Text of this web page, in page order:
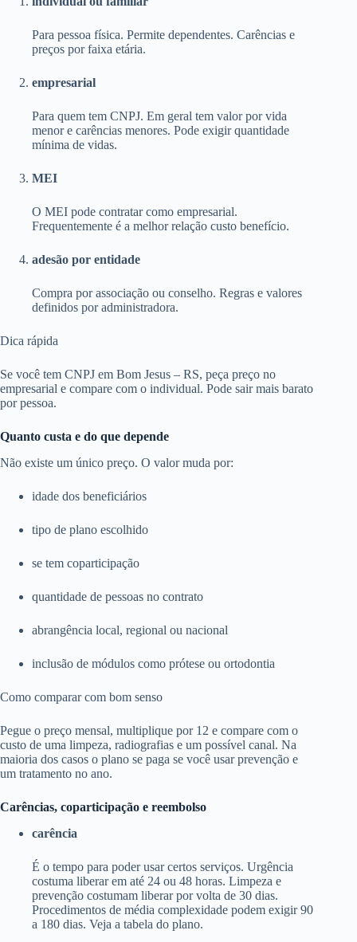
Para pessoa física. Permite dependentes. Carências e
preços por faixa etária.
empresarial
Para quem tem CNPJ. Em geral tem valor por vida
menor e carências menores. Pode exigir quantidade
mínima de vidas.
MEI
O MEI pode contratar como empresarial.
Frequentemente é a melhor relação custo benefício.
adesão por entidade
Compra por associação ou conselho. Regras e valores
definidos por administradora.
Dica rápida
Se você tem CNPJ em Bom Jesus – RS, peça preço no
empresarial e compare com o individual. Pode sair mais barato
por pessoa.
Quanto custa e do que depende
Não existe um único preço. O valor muda por:
idade dos beneficiários
tipo de plano escolhido
se tem coparticipação
quantidade de pessoas no contrato
abrangência local, regional ou nacional
inclusão de módulos como prótese ou ortodontia
Como comparar com bom senso
Pegue o preço mensal, multiplique por 12 e compare com o
custo de uma limpeza, radiografias e um possível canal. Na
maioria dos casos o plano se paga se você usar prevenção e
um tratamento no ano.
Carências, coparticipação e reembolso
carência
É o tempo para poder usar certos serviços. Urgência
costuma liberar em até 24 ou 48 horas. Limpeza e
prevenção costumam liberar por volta de 30 dias.
Procedimentos de média complexidade podem exigir 90
a 180 dias. Veja a tabela do plano.